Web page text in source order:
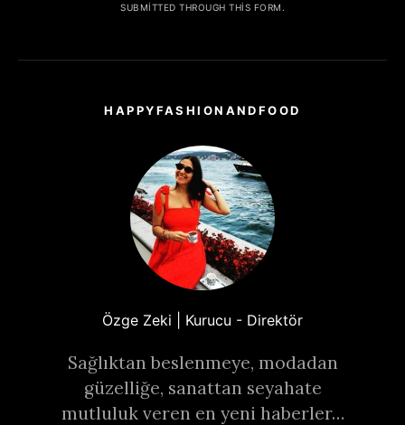
SUBMITTED THROUGH THIS FORM.
HAPPYFASHIONANDFOOD
Özge Zeki | Kurucu - Direktör
Sağlıktan beslenmeye, modadan
güzelliğe, sanattan seyahate
mutluluk veren en yeni haberler…